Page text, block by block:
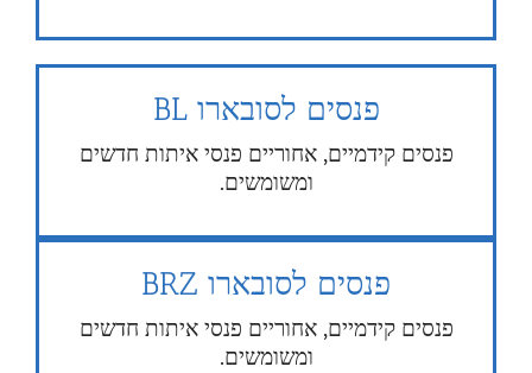
פנסים לסובארו BL
פנסים קידמיים, אחוריים פנסי איתות חדשים
ומשומשים.
פנסים לסובארו BRZ
פנסים קידמיים, אחוריים פנסי איתות חדשים
ומשומשים.